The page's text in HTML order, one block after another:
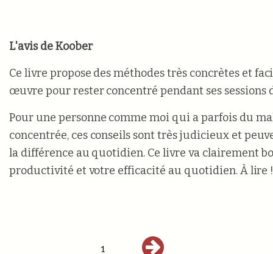
L'avis de Koober
Ce livre propose des méthodes très concrètes et
œuvre pour rester concentré pendant ses sessions
Pour une personne comme moi qui a parfois du
concentrée, ces conseils sont très judicieux et
la différence au quotidien. Ce livre va clairement
productivité et votre efficacité au quotidien. À lire
1